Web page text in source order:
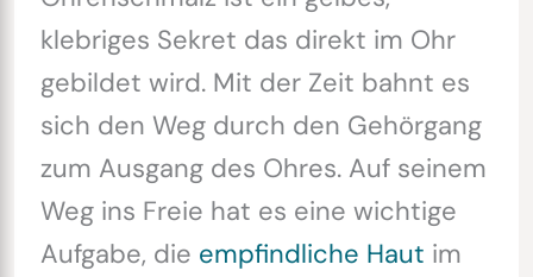
klebriges Sekret das direkt im Ohr
gebildet wird. Mit der Zeit bahnt es
sich den Weg durch den Gehörgang
zum Ausgang des Ohres. Auf seinem
Weg ins Freie hat es eine wichtige
Aufgabe, die empfindliche Haut im